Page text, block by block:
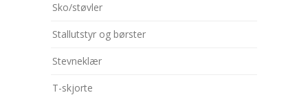
Sko/støvler
Stallutstyr og børster
Stevneklær
T-skjorte